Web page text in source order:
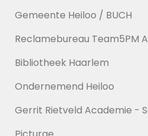
Gemeente Heiloo / BUCH
Reclamebureau Team5PM
Bibliotheek Haarlem
Ondernemend Heiloo
Gerrit Rietveld Academie -